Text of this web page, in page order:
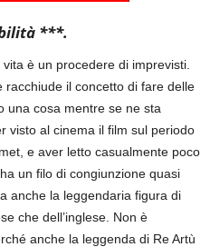
***.
è un procedere di imprevisti.
il concetto di fare delle
una cosa mentre se ne sta
visto al cinema il film sul periodo
e aver letto casualmente poco
un filo di congiunzione quasi
anche la leggendaria figura di
che dell’inglese. Non è
anche la leggenda di Re Artù